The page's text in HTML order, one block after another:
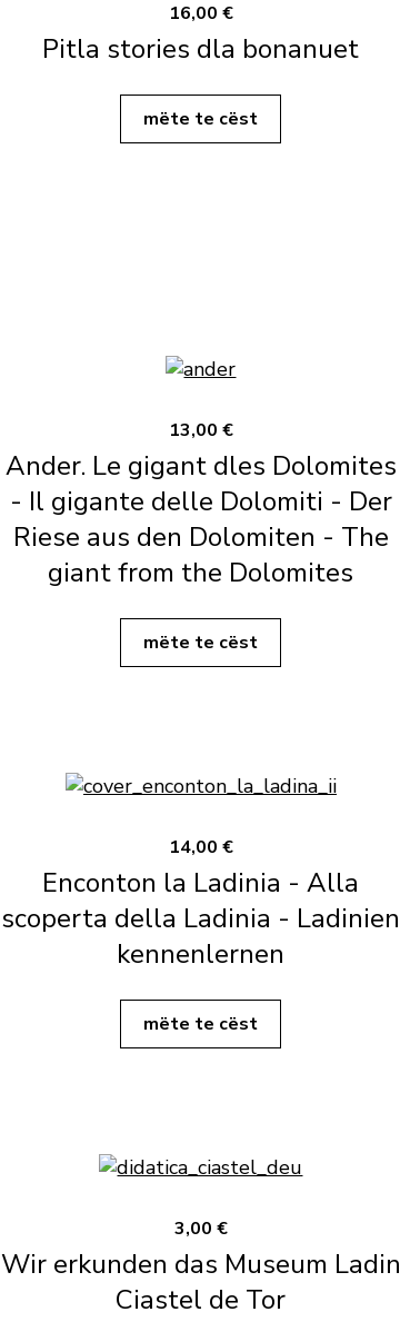
16,00 €
Pitla stories dla bonanuet
mëte te cëst
13,00 €
Ander. Le gigant dles Dolomites
- Il gigante delle Dolomiti - Der
Riese aus den Dolomiten - The
giant from the Dolomites
mëte te cëst
14,00 €
Enconton la Ladinia - Alla
scoperta della Ladinia - Ladinien
kennenlernen
mëte te cëst
3,00 €
Wir erkunden das Museum Ladin
Ciastel de Tor